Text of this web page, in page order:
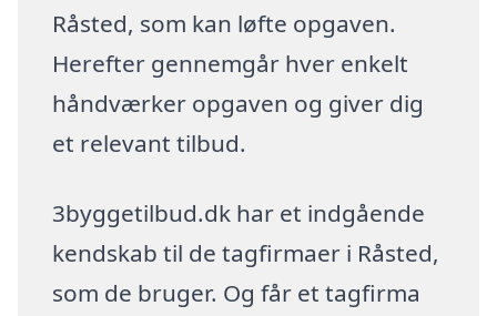
Råsted, som kan løfte opgaven.
Herefter gennemgår hver enkelt
håndværker opgaven og giver dig
et relevant tilbud.
3byggetilbud.dk har et indgående
kendskab til de tagfirmaer i Råsted,
som de bruger. Og får et tagfirma